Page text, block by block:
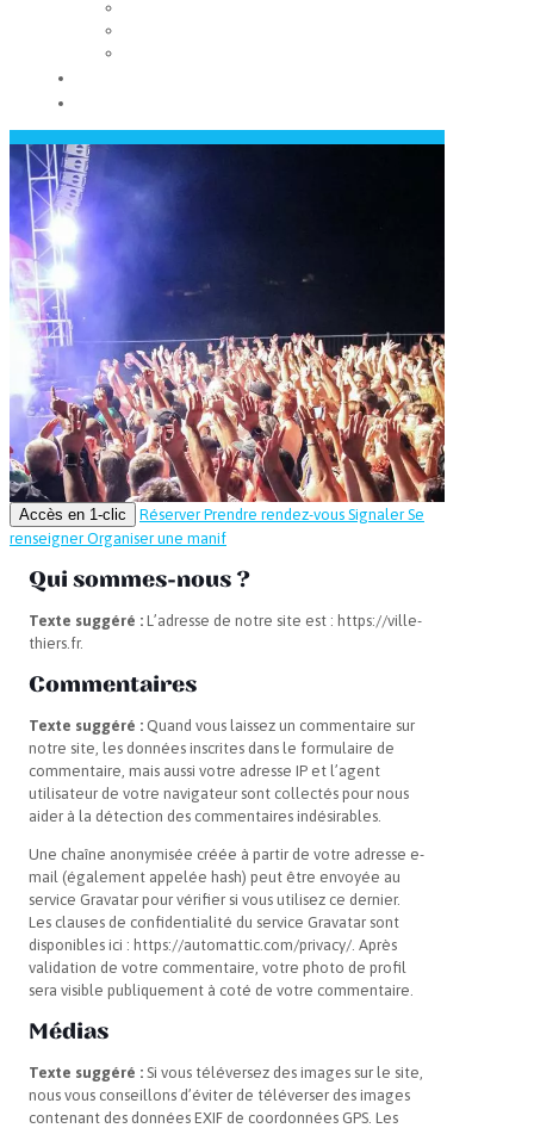
Accès en 1-clic Réserver Prendre rendez-vous Signaler Se
renseigner Organiser une manif
Qui sommes-nous ?
Texte suggéré : L’adresse de notre site est : https://ville-
thiers.fr.
Commentaires
Texte suggéré : Quand vous laissez un commentaire sur
notre site, les données inscrites dans le formulaire de
commentaire, mais aussi votre adresse IP et l’agent
utilisateur de votre navigateur sont collectés pour nous
aider à la détection des commentaires indésirables.
Une chaîne anonymisée créée à partir de votre adresse e-
mail (également appelée hash) peut être envoyée au
service Gravatar pour vérifier si vous utilisez ce dernier.
Les clauses de confidentialité du service Gravatar sont
disponibles ici : https://automattic.com/privacy/. Après
validation de votre commentaire, votre photo de profil
sera visible publiquement à coté de votre commentaire.
Médias
Texte suggéré : Si vous téléversez des images sur le site,
nous vous conseillons d’éviter de téléverser des images
contenant des données EXIF de coordonnées GPS. Les